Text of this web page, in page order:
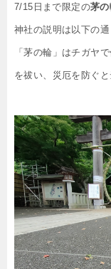
7/15日まで限定の茅の
神社の説明は以下の通
「茅の輪」はチガヤ
を祓い、災厄を防ぐと